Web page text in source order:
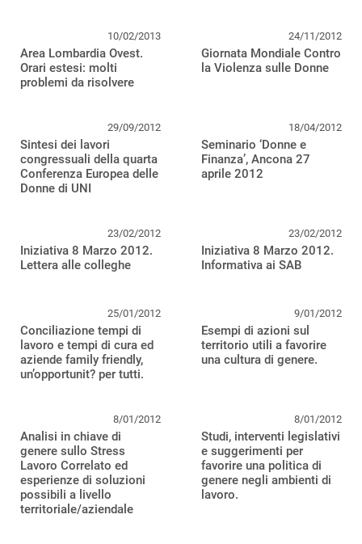
10/02/2013
Area Lombardia Ovest.
Orari estesi: molti
problemi da risolvere
24/11/2012
Giornata Mondiale Contro
la Violenza sulle Donne
29/09/2012
Sintesi dei lavori
congressuali della quarta
Conferenza Europea delle
Donne di UNI
18/04/2012
Seminario ‘Donne e
Finanza’, Ancona 27
aprile 2012
23/02/2012
Iniziativa 8 Marzo 2012.
Lettera alle colleghe
23/02/2012
Iniziativa 8 Marzo 2012.
Informativa ai SAB
25/01/2012
Conciliazione tempi di
lavoro e tempi di cura ed
aziende family friendly,
un’opportunit? per tutti.
9/01/2012
Esempi di azioni sul
territorio utili a favorire
una cultura di genere.
8/01/2012
Analisi in chiave di
genere sullo Stress
Lavoro Correlato ed
esperienze di soluzioni
possibili a livello
territoriale/aziendale
8/01/2012
Studi, interventi legislativi
e suggerimenti per
favorire una politica di
genere negli ambienti di
lavoro.